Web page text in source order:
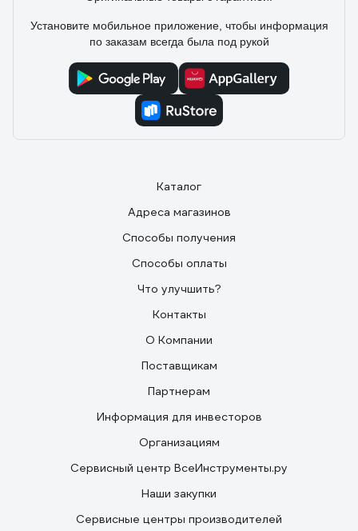
Установите мобильное приложение, чтобы информация
по заказам всегда была под рукой
Каталог
Адреса магазинов
Способы получения
Способы оплаты
Что улучшить?
Контакты
О Компании
Поставщикам
Партнерам
Информация для инвесторов
Организациям
Сервисный центр ВсеИнструменты.ру
Наши закупки
Сервисные центры производителей